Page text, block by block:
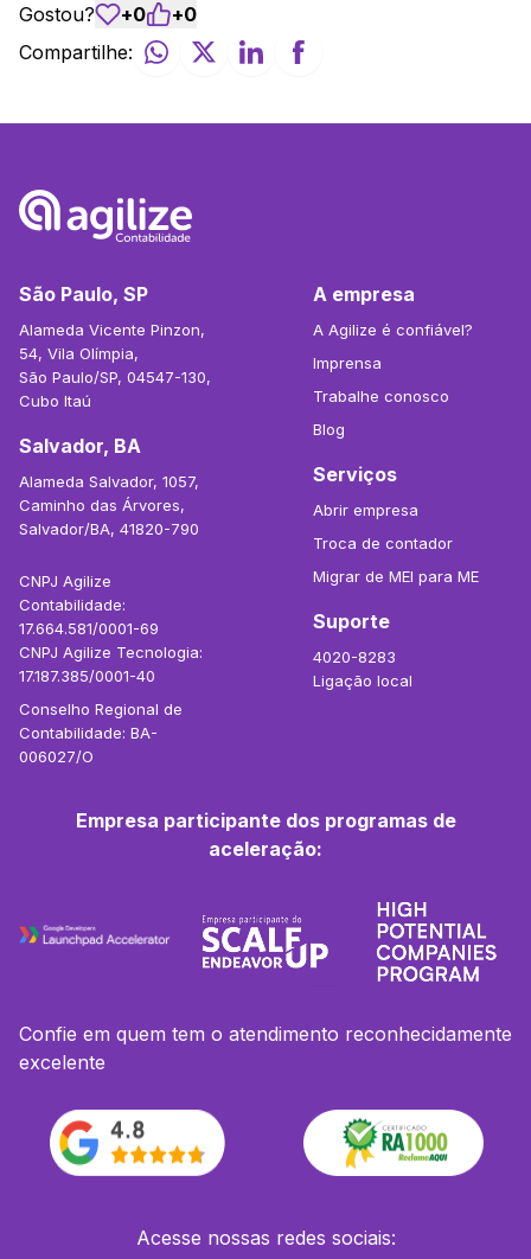
Gostou? +0 +0
Compartilhe:
São Paulo, SP
Alameda Vicente Pinzon,
54, Vila Olímpia,
São Paulo/SP, 04547-130,
Cubo Itaú
Salvador, BA
Alameda Salvador, 1057,
Caminho das Árvores,
Salvador/BA, 41820-790
CNPJ Agilize
Contabilidade:
17.664.581/0001-69
CNPJ Agilize Tecnologia:
17.187.385/0001-40
Conselho Regional de
Contabilidade: BA-
006027/O
A empresa
A Agilize é confiável?
Imprensa
Trabalhe conosco
Blog
Serviços
Abrir empresa
Troca de contador
Migrar de MEI para ME
Suporte
4020-8283
Ligação local
Empresa participante dos programas de
aceleração:
Confie em quem tem o atendimento reconhecidamente
excelente
Acesse nossas redes sociais: